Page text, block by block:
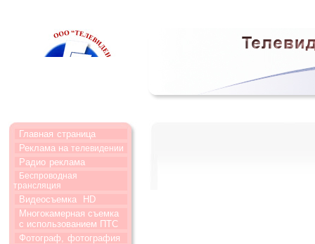
Главная страница
Реклама на телевидении
Радио реклама
Беспроводная
трансляция
Видеосъемка
HD
Многокамерная съемка
с использованием ПТС
Фотограф, фотография